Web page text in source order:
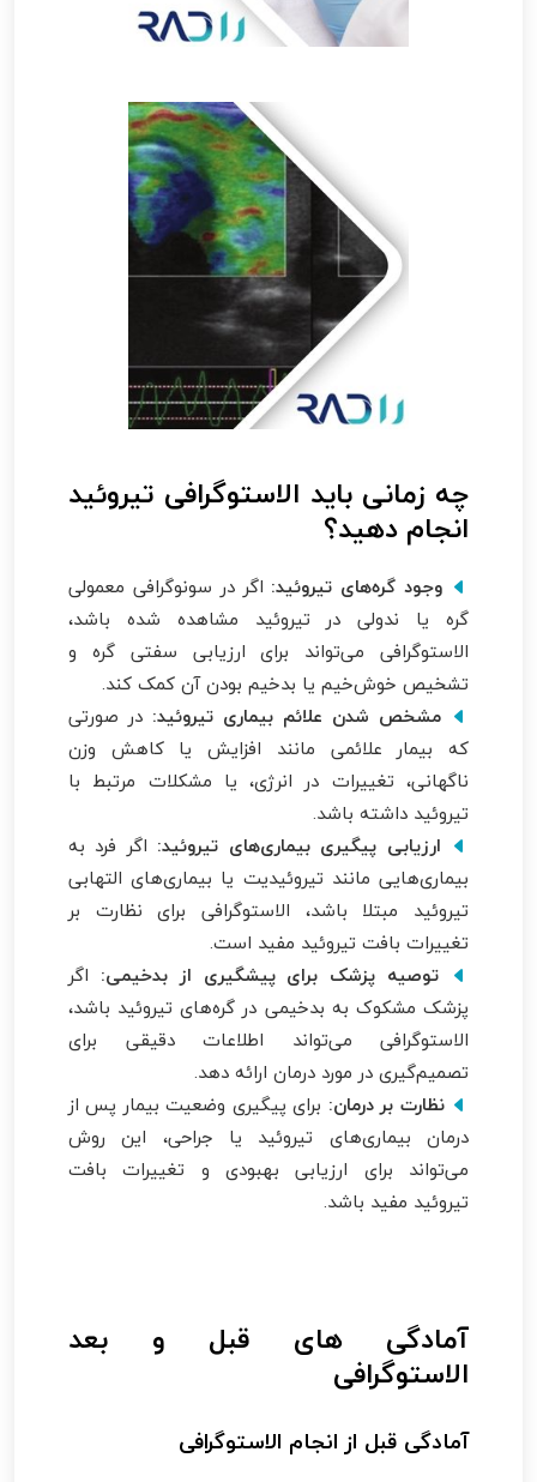
چه زمانی باید الاستوگرافی تیروئید
انجام دهید؟
وجود گره‌های تیروئید: اگر در سونوگرافی معمولی
گره یا ندولی در تیروئید مشاهده شده باشد،
الاستوگرافی می‌تواند برای ارزیابی سفتی گره و
تشخیص خوش‌خیم یا بدخیم بودن آن کمک کند.
مشخص شدن علائم بیماری تیروئید: در صورتی
که بیمار علائمی مانند افزایش یا کاهش وزن
ناگهانی، تغییرات در انرژی، یا مشکلات مرتبط با
تیروئید داشته باشد.
ارزیابی پیگیری بیماری‌های تیروئید: اگر فرد به
بیماری‌هایی مانند تیروئیدیت یا بیماری‌های التهابی
تیروئید مبتلا باشد، الاستوگرافی برای نظارت بر
تغییرات بافت تیروئید مفید است.
توصیه پزشک برای پیشگیری از بدخیمی: اگر
پزشک مشکوک به بدخیمی در گره‌های تیروئید باشد،
الاستوگرافی می‌تواند اطلاعات دقیقی برای
تصمیم‌گیری در مورد درمان ارائه دهد.
نظارت بر درمان: برای پیگیری وضعیت بیمار پس از
درمان بیماری‌های تیروئید یا جراحی، این روش
می‌تواند برای ارزیابی بهبودی و تغییرات بافت
تیروئید مفید باشد.
آمادگی های قبل و بعد
الاستوگرافی
آمادگی قبل از انجام الاستوگرافی